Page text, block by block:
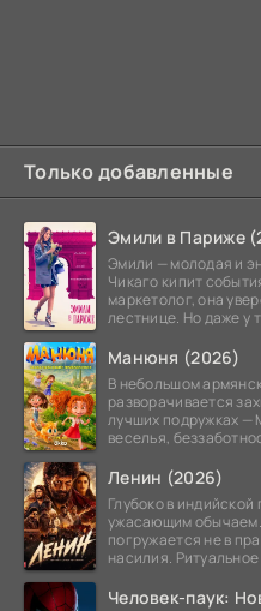
Только добавленные
Эмили в Париже
Эмили — молодая и
Чикаго кипит
маркетолог, она
лестнице. Но даже у
Манюня (2026)
В небольшом
разворачивается
лучших подружках —
веселья,
Ленин (2026)
Глубоко в
ужасающим
погружается не в
насилия.
Человек-паук: